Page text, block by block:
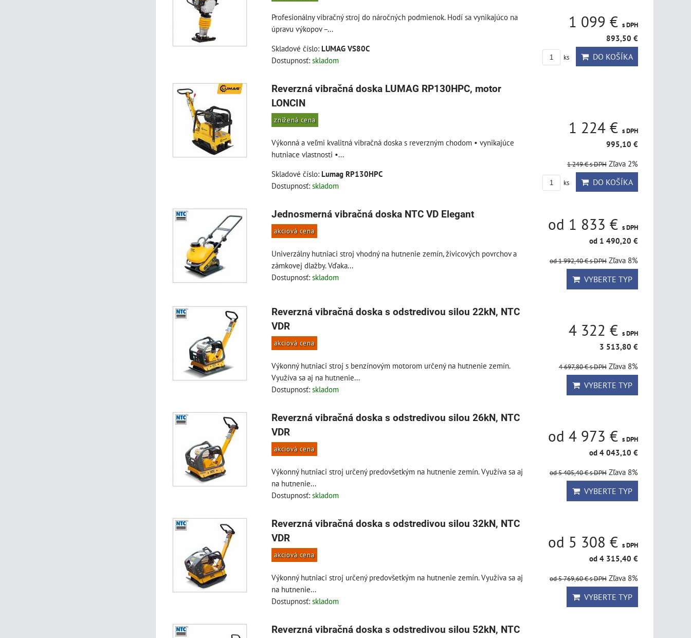
Profesionálny vibračný stroj do náročných podmienok. Hodí sa vynikajúco na
úpravu výkopov –...
Skladové číslo: LUMAG VS80C
Dostupnosť: skladom
1 099 € s DPH
893,50 €
ks DO KOŠÍKA
Reverzná vibračná doska LUMAG RP130HPC, motor
LONCIN
znížená cena
Výkonná a veľmi kvalitná vibračná doska s reverzným chodom • vynikajúce
hutniace vlastnosti •...
Skladové číslo: Lumag RP130HPC
Dostupnosť: skladom
1 224 € s DPH
995,10 €
1 249 €s DPH Zľava 2%
ks DO KOŠÍKA
Jednosmerná vibračná doska NTC VD Elegant
akciová cena
Univerzálny hutniaci stroj vhodný na hutnenie zemín, živicových povrchov a
zámkovej dlažby. Vďaka...
Dostupnosť: skladom
od 1 833 € s DPH
od 1 490,20 €
od 1 992,40 €s DPH Zľava 8%
VYBERTE TYP
Reverzná vibračná doska s odstredivou silou 22kN, NTC
VDR
akciová cena
Výkonný hutniaci stroj s benzínovým motorom určený na hutnenie zemín.
Využíva sa aj na hutnenie...
Dostupnosť: skladom
4 322 € s DPH
3 513,80 €
4 697,80 €s DPH Zľava 8%
VYBERTE TYP
Reverzná vibračná doska s odstredivou silou 26kN, NTC
VDR
akciová cena
Výkonný hutniaci stroj určený predovšetkým na hutnenie zemín. Využíva sa aj
na hutnenie...
Dostupnosť: skladom
od 4 973 € s DPH
od 4 043,10 €
od 5 405,40 €s DPH Zľava 8%
VYBERTE TYP
Reverzná vibračná doska s odstredivou silou 32kN, NTC
VDR
akciová cena
Výkonný hutniaci stroj určený predovšetkým na hutnenie zemín. Využíva sa aj
na hutnenie...
Dostupnosť: skladom
od 5 308 € s DPH
od 4 315,40 €
od 5 769,60 €s DPH Zľava 8%
VYBERTE TYP
Reverzná vibračná doska s odstredivou silou 52kN, NTC